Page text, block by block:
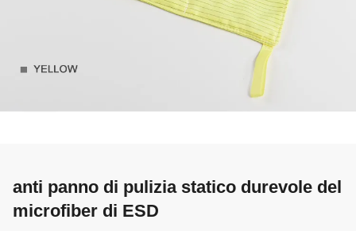
anti panno di pulizia statico durevole del
microfiber di ESD